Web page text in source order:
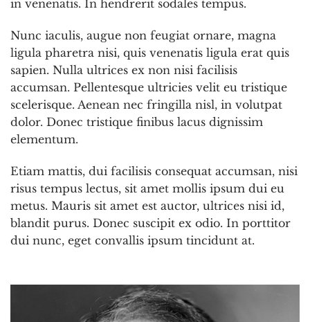
in venenatis. In hendrerit sodales tempus.
Nunc iaculis, augue non feugiat ornare, magna
ligula pharetra nisi, quis venenatis ligula erat quis
sapien. Nulla ultrices ex non nisi facilisis
accumsan. Pellentesque ultricies velit eu tristique
scelerisque. Aenean nec fringilla nisl, in volutpat
dolor. Donec tristique finibus lacus dignissim
elementum.
Etiam mattis, dui facilisis consequat accumsan, nisi
risus tempus lectus, sit amet mollis ipsum dui eu
metus. Mauris sit amet est auctor, ultrices nisi id,
blandit purus. Donec suscipit ex odio. In porttitor
dui nunc, eget convallis ipsum tincidunt at.